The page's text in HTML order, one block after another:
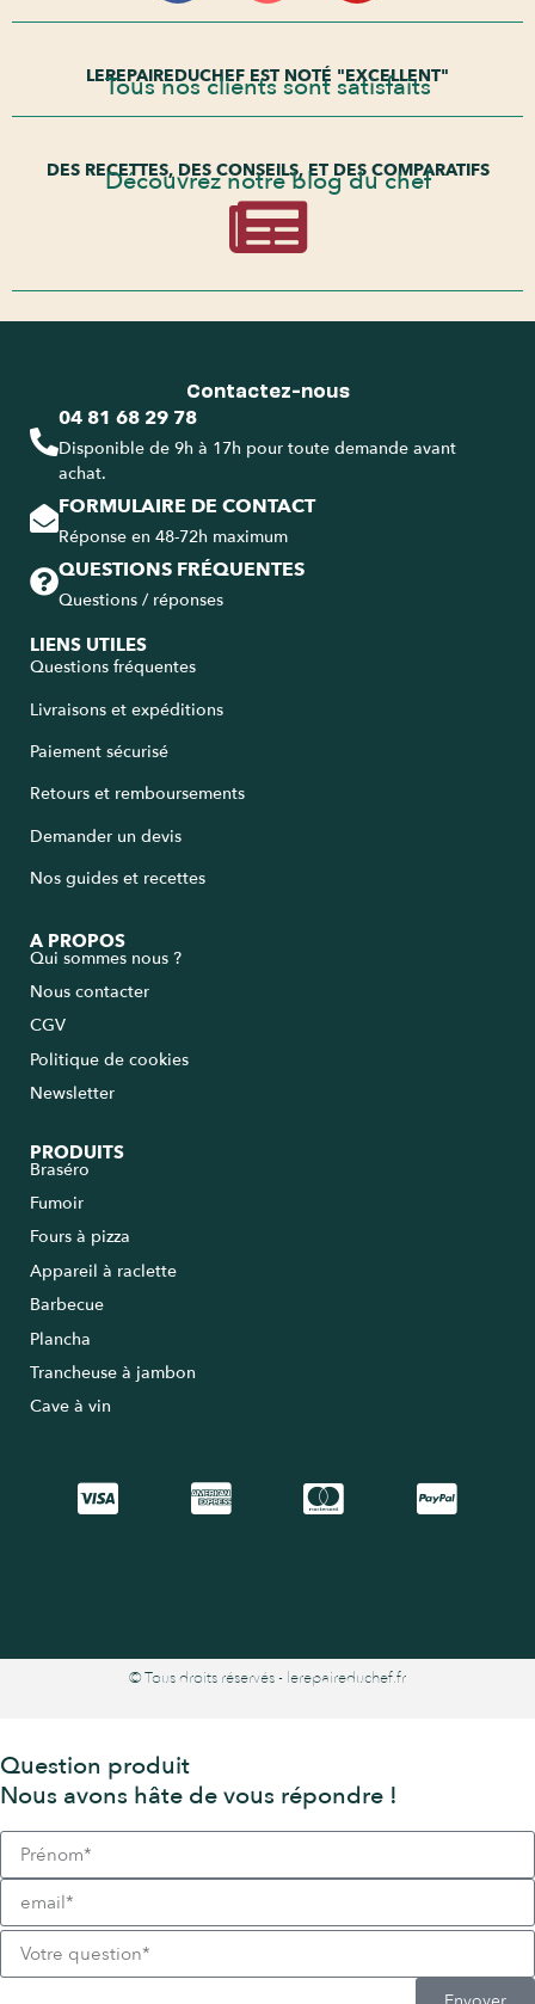
LEREPAIREDUCHEF EST NOTÉ "EXCELLENT"
Tous nos clients sont satisfaits
DES RECETTES, DES CONSEILS, ET DES COMPARATIFS
Découvrez notre blog du chef
Contactez-nous
04 81 68 29 78
Disponible de 9h à 17h pour toute demande avant
achat.
FORMULAIRE DE CONTACT
Réponse en 48-72h maximum
QUESTIONS FRÉQUENTES
Questions / réponses
LIENS UTILES
Questions fréquentes
Livraisons et expéditions
Paiement sécurisé
Retours et remboursements
Demander un devis
Nos guides et recettes
A PROPOS
Qui sommes nous ?
Nous contacter
CGV
Politique de cookies
Newsletter
PRODUITS
Braséro
Fumoir
Fours à pizza
Appareil à raclette
Barbecue
Plancha
Trancheuse à jambon
Cave à vin
© Tous droits réservés - lerepaireduchef.fr
Question produit
Nous avons hâte de vous répondre !